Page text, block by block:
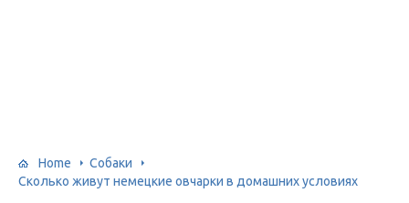
Home
Собаки
Сколько живут немецкие овчарки в домашних условиях